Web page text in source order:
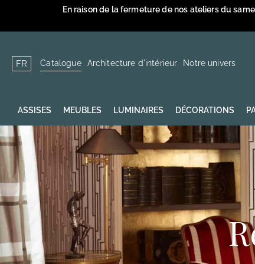
contenu
En raison de la fermeture de nos ateliers du
FR Catalogue Architecture d'intérieur Notre univers
ASSISES MEUBLES LUMINAIRES DÉCORATIONS